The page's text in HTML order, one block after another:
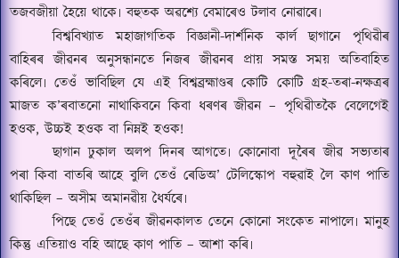
তজবজীয়া হৈয়ে থাকে৷ বহুতক অৱশ্যে বেমাৰেও টলাব নোৱাৰে৷
বিশ্ববিখ্যাত মহাজাগতিক বিজ্ঞানী-দাৰ্শনিক কাৰ্ল ছাগানে পৃথিৱীৰ
বাহিৰৰ জীৱনৰ অনুসন্ধানতে নিজৰ জীৱনৰ প্ৰায় সমস্ত সময় অতিবাহিত
কৰিলে৷ তেওঁ ভাবিছিল যে এই বিশ্বব্ৰহ্মাণ্ডৰ কোটি কোটি গ্ৰহ-তৰা-নক্ষত্ৰৰ
মাজত ক’ৰবাতনো নাথাকিবনে কিবা ধৰণৰ জীৱন–পৃথিৱীতকৈ বেলেগেই
হওক,উচ্চই হওক বা নিম্নই হওক!
ছাগান ঢুকাল অলপ দিনৰ আগতে৷ কোনোবা দূৰৈৰ জীৱ সভ্যতাৰ
পৰা কিবা বাতৰি আহে বুলি তেওঁ ৰেডিঅ’টেলিস্কোপ বহুৱাই লৈ কাণ পাতি
থাকিছিল–অসীম অমানৱীয় ধৈৰ্যৰে৷
পিছে তেওঁ তেওঁৰ জীৱনকালত তেনে কোনো সংকেত নাপালে৷ মানুহ
কিন্তু এতিয়াও বহি আছে কাণ পাতি–আশা কৰি৷